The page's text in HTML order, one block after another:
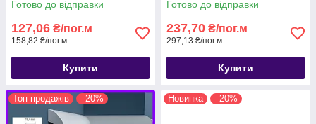
Готово до відправки
127,06 ₴/пог.м
158,82 ₴/пог.м
Купити
цезар
Готово до відправки
237,70 ₴/пог.м
297,13 ₴/пог.м
Купити
Топ продажів –20% Новинка –20%